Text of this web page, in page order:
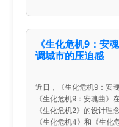
《生化危机9：安
调城市的压迫感
近日，《生化危机9：安
《生化危机9：安魂曲》
《生化危机2》的设计理
《生化危机4》和《生化